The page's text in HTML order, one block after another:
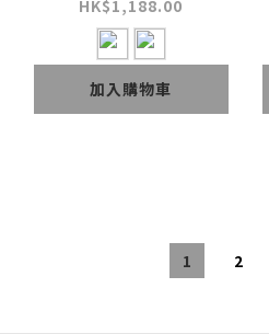
iPad Pro 11"
(2022/2021) 磁性智
慧鍵盤對開式保護套
HK$1,188.00
加入購物車
1 2